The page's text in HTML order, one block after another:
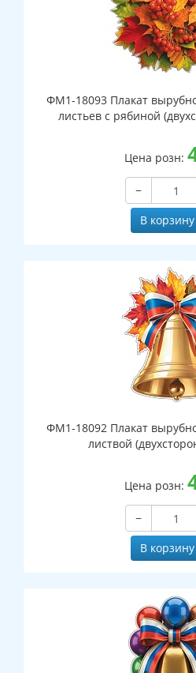
ФМ1-18093 Плакат
листьев с рябиной
Цена розн:
−
В корзину
ФМ1-18092 Плакат
листвой
Цена розн:
−
В корзину